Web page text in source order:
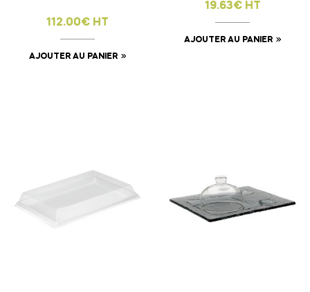
112.00€ HT
AJOUTER AU PANIER
19.63€ HT
AJOUTER AU PANIER